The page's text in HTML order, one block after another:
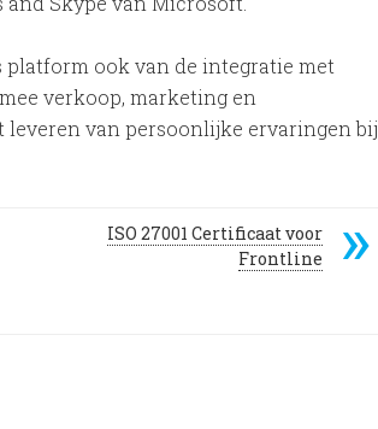
platform ook van de integratie met
verkoop, marketing en
van persoonlijke ervaringen bij
ISO 27001 Certificaat voor
Frontline